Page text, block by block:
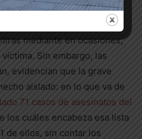
Otros medios eligen
policial, que como
mediante en ocasiones,
Sin embargo, las
evidencian que la grave
aislado: en lo que va de
71 casos de asesinatos del
los cuáles encabeza esa lista
de ellos, sin contar los